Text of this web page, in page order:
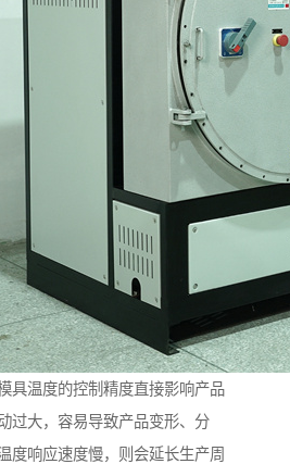
具温度的控制精度直接影响产品
过大，容易导致产品变形、分
度响应速度慢，则会延长生产周